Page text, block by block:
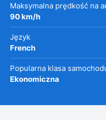
Maksymalna prędkość na
90 km/h
Język
French
Popularna klasa
Ekonomiczna